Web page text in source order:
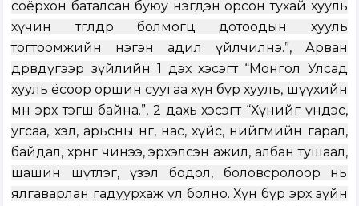
соёрхон баталсан буюу нэгдэн орсон тухай хууль
хүчин төгөлдөр болмогц дотоодын хууль
тогтоомжийн нэгэн адил үйлчилнэ.”, Арван
дөрөвдүгээр зүйлийн 1 дэх хэсэгт “Монгол Улсад
хууль ёсоор оршин суугаа хүн бүр хууль, шүүхийн
өмнө эрх тэгш байна.”, 2 дахь хэсэгт “Хүнийг үндэс,
угсаа, хэл, арьсны өнгө, нас, хүйс, нийгмийн гарал,
байдал, хөрөнгө чинээ, эрхэлсэн ажил, албан тушаал,
шашин шүтлэг, үзэл бодол, боловсролоор нь
ялгаварлан гадуурхаж үл болно. Хүн бүр эрх зүйн